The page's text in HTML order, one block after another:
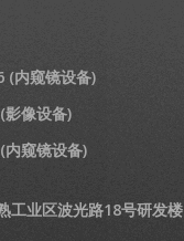
(内窥镜设备)
像设备)
窥镜设备)
工业区波光路18号研发楼